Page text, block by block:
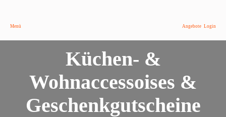
Menü Angebote Login
Küchen- &
Wohnaccessoises &
Geschenkgutscheine